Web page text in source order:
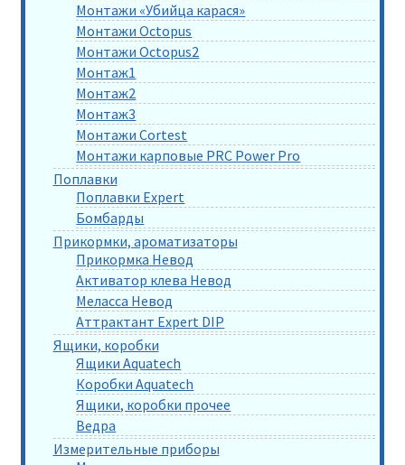
Монтажи «Убийца карася»
Монтажи Octopus
Монтажи Octopus2
Монтаж1
Монтаж2
Монтаж3
Монтажи Cortest
Монтажи карповые PRC Power Pro
Поплавки
Поплавки Expert
Бомбарды
Прикормки, ароматизаторы
Прикормка Невод
Активатор клева Невод
Меласса Невод
Аттрактант Expert DIP
Ящики, коробки
Ящики Aquatech
Коробки Aquatech
Ящики, коробки прочее
Ведра
Измерительные приборы